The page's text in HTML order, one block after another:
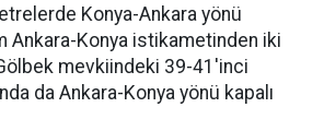
Konya-Ankara yönü
Ankara-Konya istikametinden iki
mevkiindeki 39-41'inci
da Ankara-Konya yönü kapalı